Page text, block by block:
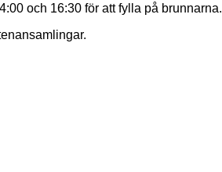
och 16:30 för att fylla på brunnarna.